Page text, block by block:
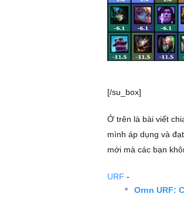
[/su_box]
Ở trên là bài viết
mình áp dụng và
mới mà các bạn
URF -
Ornn URF: